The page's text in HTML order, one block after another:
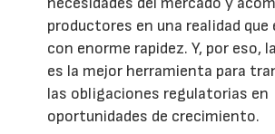
productores en una realidad que
con enorme rapidez. Y, por eso,
es la mejor herramienta para
las obligaciones regulatorias en
oportunidades de crecimiento.